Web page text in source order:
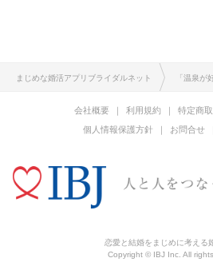
まじめな婚活アプリブライダルネット 「温泉が
会社概要 利用規約
特定商
個人情報保護方針
お問合せ
恋愛と結婚をまじめに考える
Copyright © IBJ Inc. All